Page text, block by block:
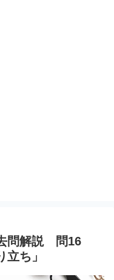
問解説 問16
ち」